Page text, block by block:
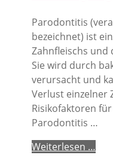
Parodontitis
bezeichnet) ist
Zahnfleischs und
Sie wird durch
verursacht und
Verlust einzelner
Risikofaktoren
Parodontitis …
Weiterlesen …